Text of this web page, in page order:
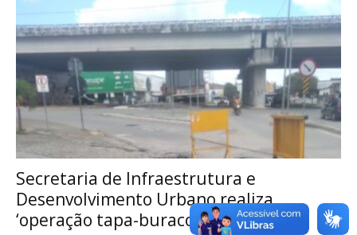
Secretaria de Infraestrutura e
Desenvolvimento Urbano realiza
‘operação tapa-buracos’ em várias...